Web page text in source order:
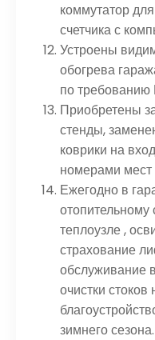
коммутатор
счетчика с
Устроены
обогрева
по
Приобретены
стенды,
коврики на
номерами мест
Ежегодно в
отопительному
теплоузле ,
страхование
обслуживание
очистки
зимнего сезона.